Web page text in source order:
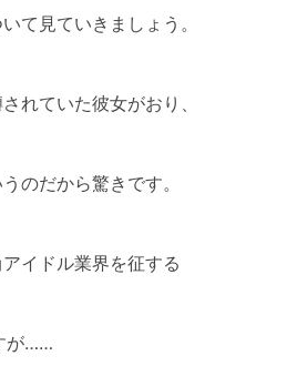
て見ていきましょう。
れていた彼女がおり、
のだから驚きです。
イドル業界を征する
が……